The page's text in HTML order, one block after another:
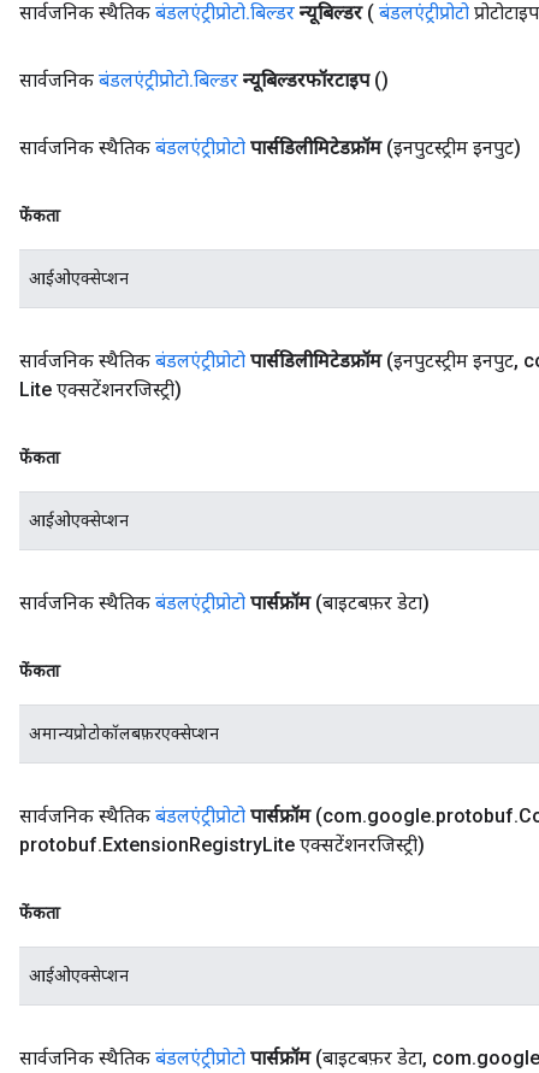
सार्वजनिक स्थैतिक बंडलएंट्रीप्रोटो.बिल्डर न्यूबिल्डर ( बंडलएंट्रीप्रोटो
सार्वजनिक बंडलएंट्रीप्रोटो.बिल्डर न्यूबिल्डरफॉरटाइप ()
सार्वजनिक स्थैतिक बंडलएंट्रीप्रोटो पार्सडिलीमिटेडफ्रॉम (इनपुटस्ट्रीम इनपुट)
फेंकता
आईओएक्सेप्शन
सार्वजनिक स्थैतिक बंडलएंट्रीप्रोटो पार्सडिलीमिटेडफ्रॉम (इनपुटस्ट्रीम इनपुट,
Lite एक्सटेंशनरजिस्ट्री)
फेंकता
आईओएक्सेप्शन
सार्वजनिक स्थैतिक बंडलएंट्रीप्रोटो पार्सफ्रॉम (बाइटबफ़र डेटा)
फेंकता
अमान्यप्रोटोकॉलबफ़रएक्सेप्शन
सार्वजनिक स्थैतिक बंडलएंट्रीप्रोटो पार्सफ्रॉम (com.google.protobuf.
protobuf.ExtensionRegistryLite एक्सटेंशनरजिस्ट्री)
फेंकता
आईओएक्सेप्शन
सार्वजनिक स्थैतिक बंडलएंट्रीप्रोटो पार्सफ्रॉम (बाइटबफ़र डेटा, com.google